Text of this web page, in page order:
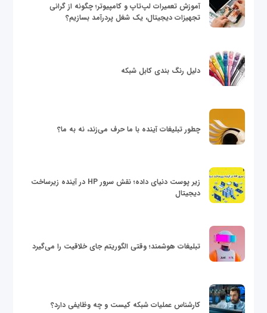
آموزش تعمیرات لپ‌تاپ و کامپیوتر؛ چگونه از گرانی
تجهیزات دیجیتال، یک شغل پردرآمد بسازیم؟
دلیل رنگ بندی کابل شبکه
چطور تبلیغات آینده با ما حرف می‌زند، نه به ما؟
زیر پوست دنیای داده؛ نقش سرور HP در آینده زیرساخت
دیجیتال
تبلیغات هوشمند؛ وقتی الگوریتم جای خلاقیت را می‌گیرد
کارشناس عملیات شبکه کیست و چه وظایفی دارد؟